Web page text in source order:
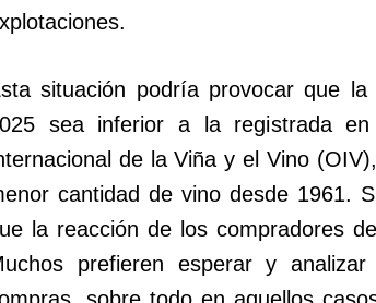
situación podría provocar que
sea inferior a la registrada
de la Viña y el Vino
cantidad de vino desde 1961.
la reacción de los compradores
prefieren esperar y